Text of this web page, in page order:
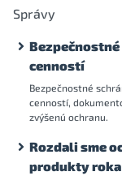
Správy
cenností
Bezpečnostné
cenností,
zvýšenú ochranu.
Rozdali sme
produkty